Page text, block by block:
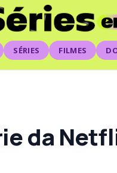
SÉRIES FILMES
da